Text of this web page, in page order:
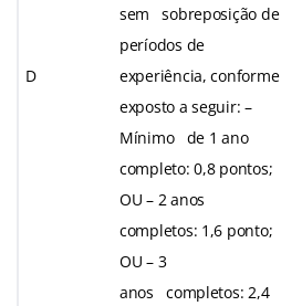
D
sem sobreposição de
períodos de
experiência, conforme
exposto a seguir: –
Mínimo de 1 ano
completo: 0,8 pontos;
OU – 2 anos
completos: 1,6 ponto;
OU – 3
anos completos: 2,4